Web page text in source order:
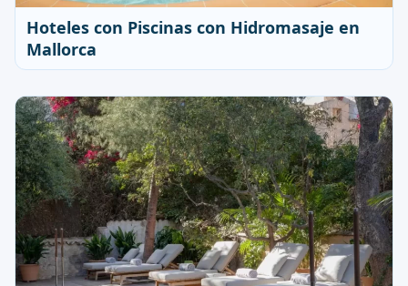
Hoteles con Piscinas con Hidromasaje en
Mallorca